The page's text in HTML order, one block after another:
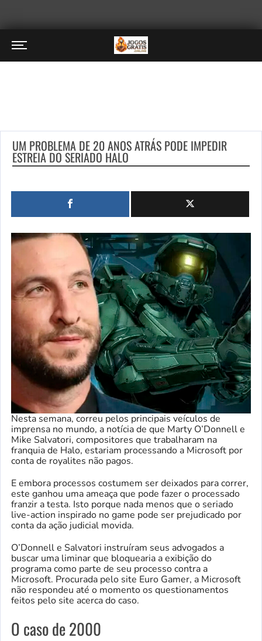
UM PROBLEMA DE 20 ANOS ATRÁS PODE IMPEDIR
ESTREIA DO SERIADO HALO
Nesta semana, correu pelos principais veículos de
imprensa no mundo, a notícia de que Marty O’Donnell e
Mike Salvatori, compositores que trabalharam na
franquia de Halo, estariam processando a Microsoft por
conta de royalites não pagos.
E embora processos costumem ser deixados para correr,
este ganhou uma ameaça que pode fazer o processado
franzir a testa. Isto porque nada menos que o seriado
live-action inspirado no game pode ser prejudicado por
conta da ação judicial movida.
O’Donnell e Salvatori instruíram seus advogados a
buscar uma liminar que bloquearia a exibição do
programa como parte de seu processo contra a
Microsoft. Procurada pelo site Euro Gamer, a Microsoft
não respondeu até o momento os questionamentos
feitos pelo site acerca do caso.
O caso de 2000